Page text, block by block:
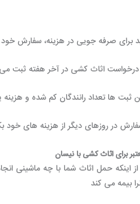
برای صرفه جویی در هزینه، سفارش خود
درخواست اثاث کشی در آخر هفته ثبت
ثبت ها تعداد رانندگان کم شده و
در روزهای دیگر از هزینه های خود
برای اثاث کشی با نیسان
حمل اثاث شما با چه ماشینی
بیمه می کند